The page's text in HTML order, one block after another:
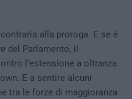
alla proroga. E se è
del Parlamento, il
l’estensione a oltranza
E a sentire alcuni
tra le forze di maggioranza